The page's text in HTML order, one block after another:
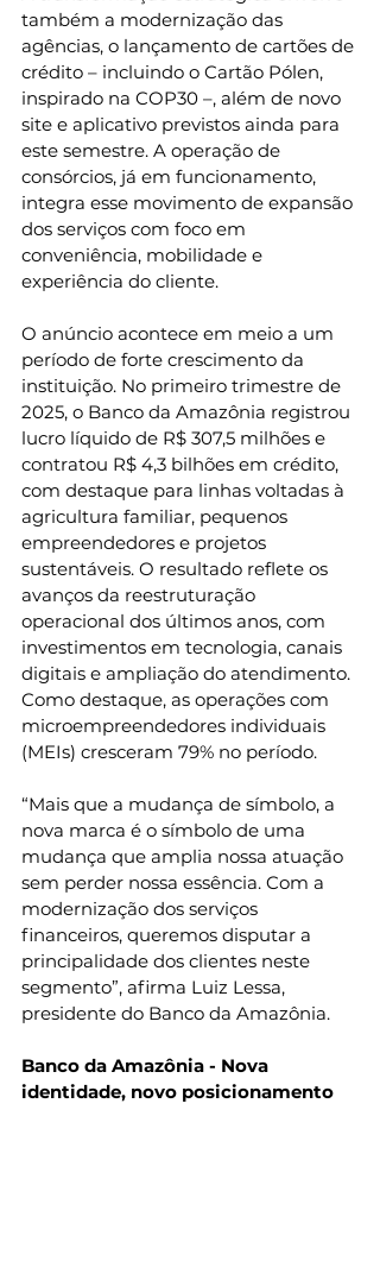
também a modernização das
agências, o lançamento de cartões de
crédito – incluindo o Cartão Pólen,
inspirado na COP30 –, além de novo
site e aplicativo previstos ainda para
este semestre. A operação de
consórcios, já em funcionamento,
integra esse movimento de expansão
dos serviços com foco em
conveniência, mobilidade e
experiência do cliente.
O anúncio acontece em meio a um
período de forte crescimento da
instituição. No primeiro trimestre de
2025, o Banco da Amazônia registrou
lucro líquido de R$ 307,5 milhões e
contratou R$ 4,3 bilhões em crédito,
com destaque para linhas voltadas à
agricultura familiar, pequenos
empreendedores e projetos
sustentáveis. O resultado reflete os
avanços da reestruturação
operacional dos últimos anos, com
investimentos em tecnologia, canais
digitais e ampliação do atendimento.
Como destaque, as operações com
microempreendedores individuais
(MEIs) cresceram 79% no período.
“Mais que a mudança de símbolo, a
nova marca é o símbolo de uma
mudança que amplia nossa atuação
sem perder nossa essência. Com a
modernização dos serviços
financeiros, queremos disputar a
principalidade dos clientes neste
segmento”, afirma Luiz Lessa,
presidente do Banco da Amazônia.
Banco da Amazônia - Nova
identidade, novo posicionamento